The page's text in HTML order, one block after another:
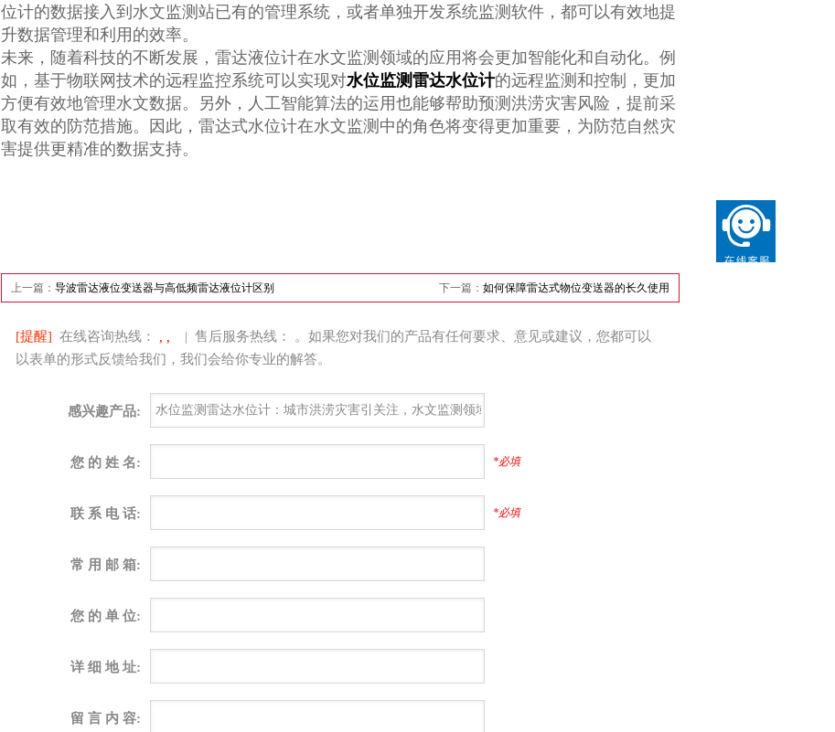
位计的数据接入到水文监测站已有的管理系统，或者单独开发系统监测软件，都可以有效地提
升数据管理和利用的效率。
未来，随着科技的不断发展，雷达液位计在水文监测领域的应用将会更加智能化和自动化。例
如，基于物联网技术的远程监控系统可以实现对水位监测雷达水位计的远程监测和控制，更加
方便有效地管理水文数据。另外，人工智能算法的运用也能够帮助预测洪涝灾害风险，提前采
取有效的防范措施。因此，雷达式水位计在水文监测中的角色将变得更加重要，为防范自然灾
害提供更精准的数据支持。
上一篇： 导波雷达液位变送器与高低频雷达液位计区别 下一篇： 如何保障雷达式物位变送器的长久使用
[提醒] 在线咨询热线： | 售后服务热线：
。如果您对我们的产品有任何要求、意见或建议，您都可以
以表单的形式反馈给我们，我们会给你专业的解答。
感兴趣产品:
您 的 姓 名: *必填
联 系 电 话: *必填
常 用 邮 箱:
您 的 单 位:
详 细 地 址:
留 言 内 容: